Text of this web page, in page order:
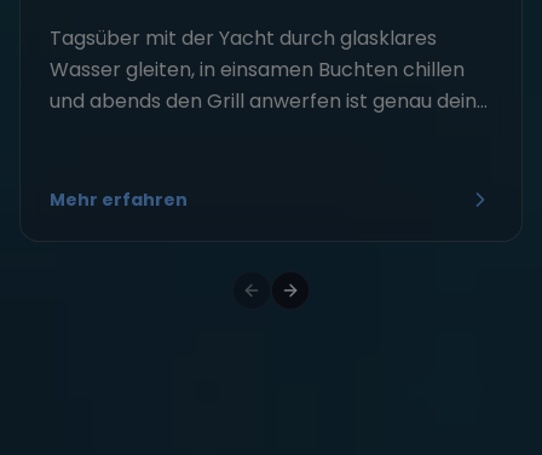
Tagsüber mit der Yacht durch glasklares
Wasser gleiten, in einsamen Buchten chillen
und abends den Grill anwerfen ist genau dein...
Mehr erfahren